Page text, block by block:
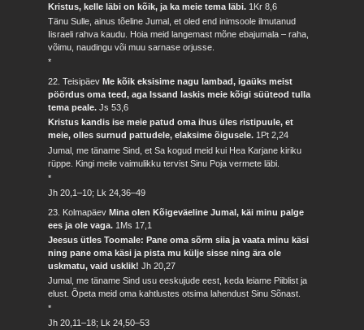
Kristus, kelle läbi on kõik, ja ka meie tema läbi. 1Kr 8,6
Tänu Sulle, ainus tõeline Jumal, et oled end inimsoole ilmutanud
Iisraeli rahva kaudu. Hoia meid langemast mõne ebajumala – raha,
võimu, naudingu või muu sarnase orjusse.
*
22. TeisipäevMe kõik eksisime nagu lambad, igaüks meist
pöördus oma teed, aga Issand laskis meie kõigi süüteod tulla
tema peale.Js 53,6
Kristus kandis ise meie patud oma ihus üles ristipuule, et
meie, olles surnud pattudele, elaksime õigusele. 1Pt 2,24
Jumal, me täname Sind, et Sa kogud meid kui Hea Karjane kiriku
rüppe. Kingi meile vaimulikku tervist Sinu Poja vermete läbi.
*
Jh 20,1–10; Lk 24,36–49
23. KolmapäevMina olen Kõigeväeline Jumal, käi minu palge
ees ja ole vaga. 1Ms 17,1
Jeesus ütles Toomale: Pane oma sõrm siia ja vaata minu käsi
ning pane oma käsi ja pista mu külje sisse ning ära ole
uskmatu, vaid usklik!Jh 20,27
Jumal, me täname Sind usu eeskujude eest, keda leiame Piiblist ja
elust. Õpeta meid oma kahtlustes otsima lahendust Sinu Sõnast.
*
Jh 20,11–18; Lk 24,50–53